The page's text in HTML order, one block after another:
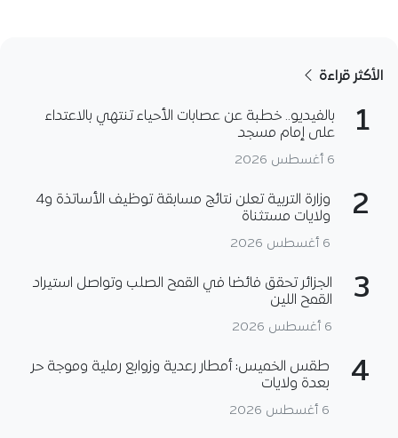
الأكثر قراءة
1
بالفيديو.. خطبة عن عصابات الأحياء تنتهي بالاعتداء
على إمام مسجد
6 أغسطس 2026
2
وزارة التربية تعلن نتائج مسابقة توظيف الأساتذة و4
ولايات مستثناة
6 أغسطس 2026
3
الجزائر تحقق فائضا في القمح الصلب وتواصل استيراد
القمح اللين
6 أغسطس 2026
4
طقس الخميس: أمطار رعدية وزوابع رملية وموجة حر
بعدة ولايات
6 أغسطس 2026